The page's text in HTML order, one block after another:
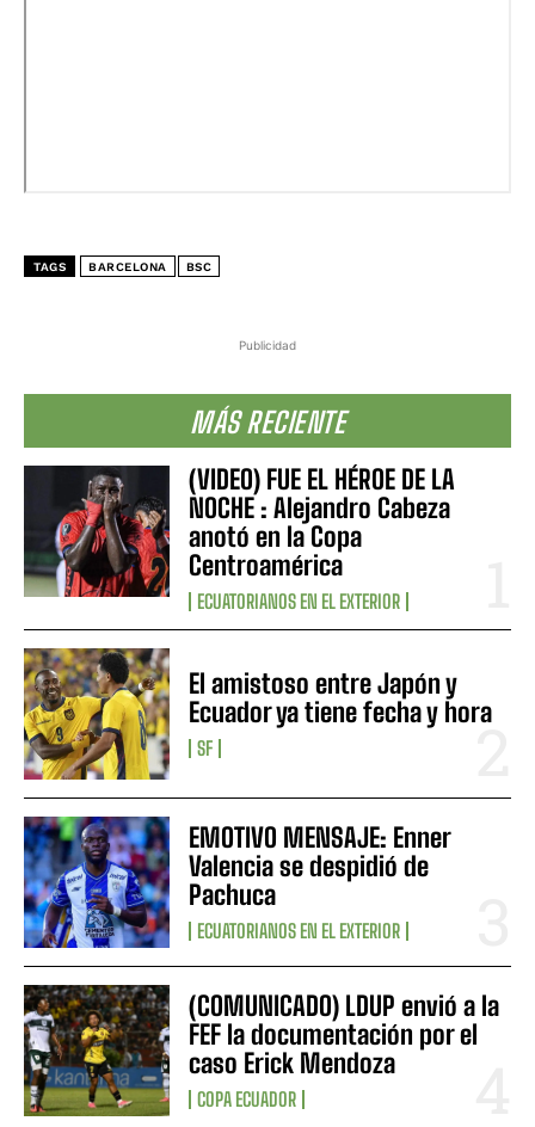
Publicidad
MÁS RECIENTE
(VIDEO) FUE EL HÉROE DE LA
NOCHE : Alejandro Cabeza
anotó en la Copa
Centroamérica
ECUATORIANOS EN EL EXTERIOR
El amistoso entre Japón y
Ecuador ya tiene fecha y hora
SF
EMOTIVO MENSAJE: Enner
Valencia se despidió de
Pachuca
ECUATORIANOS EN EL EXTERIOR
(COMUNICADO) LDUP envió a la
FEF la documentación por el
caso Erick Mendoza
COPA ECUADOR
TAGS BARCELONA BSC